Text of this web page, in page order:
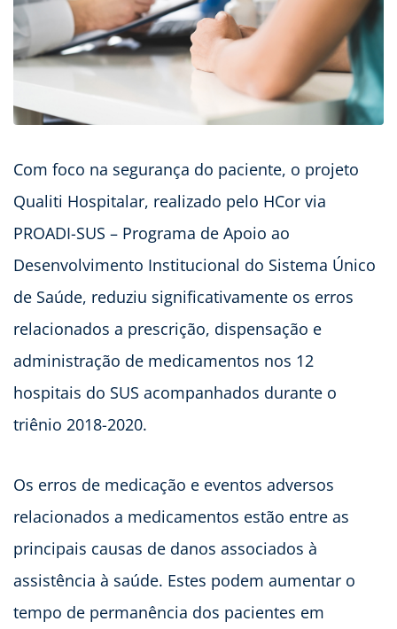
Com foco na segurança do paciente, o projeto
Qualiti Hospitalar, realizado pelo HCor via
PROADI-SUS – Programa de Apoio ao
Desenvolvimento Institucional do Sistema Único
de Saúde, reduziu significativamente os erros
relacionados a prescrição, dispensação e
administração de medicamentos nos 12
hospitais do SUS acompanhados durante o
triênio 2018-2020.
Os erros de medicação e eventos adversos
relacionados a medicamentos estão entre as
principais causas de danos associados à
assistência à saúde. Estes podem aumentar o
tempo de permanência dos pacientes em